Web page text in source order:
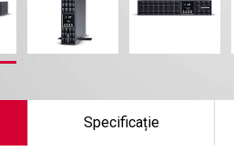
Specificație